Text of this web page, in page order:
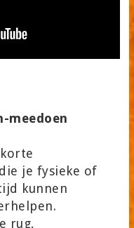
meedoen
je fysieke of
kunnen
rug,